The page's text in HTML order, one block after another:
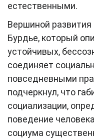
естественными.
Вершиной
Бурдье, который
устойчивых,
соединяет
повседневными
подчеркнул, что
социализации,
поведение
социума